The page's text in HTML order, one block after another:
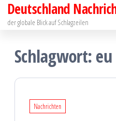
Zum
Inhalt
Deutschland
der globale Blick auf Schlagzeilen
Schlagwort: eu
Nachrichten